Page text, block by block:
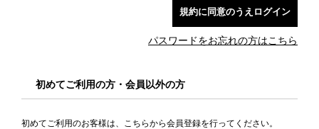
パスワードをお忘れの方はこちら
初めてご利用の方・会員以外の方
初めてご利用のお客様は、こちらから会員登録を行ってください。